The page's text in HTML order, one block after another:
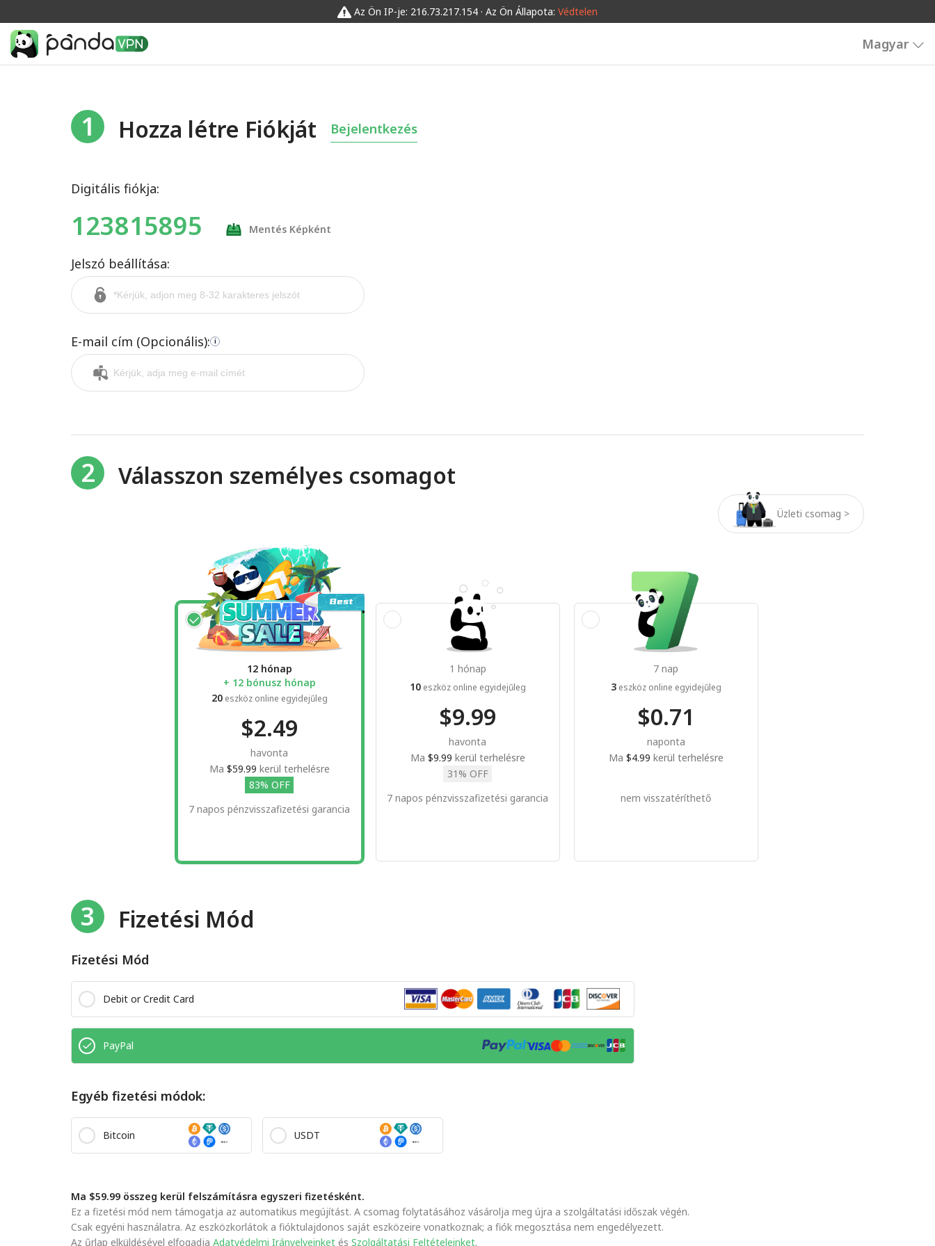
Az Ön IP-je: 216.73.217.154 · Az Ön Állapota: Védtelen
Magyar
1 Hozza létre Fiókját Bejelentkezés
Digitális fiókja:
123815895 Mentés Képként
Jelszó beállítása:
E-mail cím (Opcionális): i
2 Válasszon személyes csomagot
Üzleti csomag >
12 hónap
+ 12 bónusz hónap
20eszköz online egyidejűleg
$2.49
havonta
Ma $59.99 kerül terhelésre
83% OFF
7 napos pénzvisszafizetési garancia
1 hónap
10eszköz online egyidejűleg
$9.99
havonta
Ma $9.99 kerül terhelésre
31% OFF
7 napos pénzvisszafizetési garancia
7 nap
3eszköz online egyidejűleg
$0.71
naponta
Ma $4.99 kerül terhelésre
nem visszatéríthető
3 Fizetési Mód
Fizetési Mód
Debit or Credit Card
PayPal
Egyéb fizetési módok:
Bitcoin USDT
Ma $59.99 összeg kerül felszámításra egyszeri fizetésként.
Ez a fizetési mód nem támogatja az automatikus megújítást. A csomag folytatásához vásárolja meg újra a szolgáltatási időszak végén.
Csak egyéni használatra. Az eszközkorlátok a fióktulajdonos saját eszközeire vonatkoznak; a fiók megosztása nem engedélyezett.
Az űrlap elküldésével elfogadja Adatvédelmi Irányelveinket és Szolgáltatási Feltételeinket.